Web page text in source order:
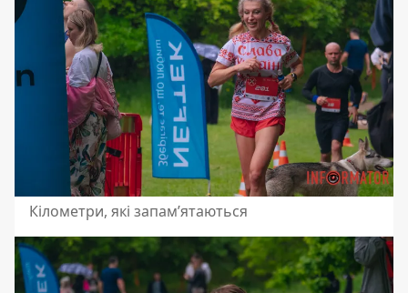
Кілометри, які запам’ятаються